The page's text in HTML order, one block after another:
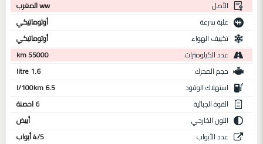
الأصل
ww المغرب
علبة سرعة
أوتوماتيكي
تكييف الهواء
أوتوماتيكي
عدد الكيلومترات
55000 km
حجم المحرك
1.6 litre
استهلاك الوقود
6.5 l/100km
القوة الجبائية
6 احصنة
اللون الخارجي
أبيض
عدد الأبواب
4/5 أبواب